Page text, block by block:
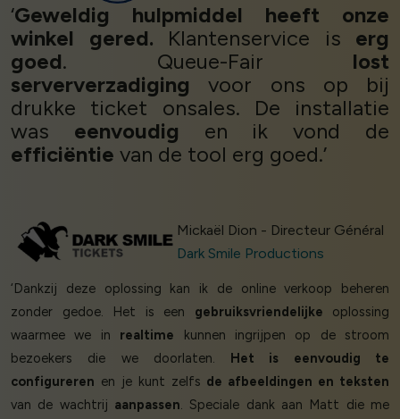
‘Geweldig hulpmiddel heeft onze
winkel gered. Klantenservice is erg
goed. Queue-Fair lost
serververzadiging voor ons op bij
drukke ticket onsales. De installatie
was eenvoudig en ik vond de
efficiëntie van de tool erg goed.’
Mickaël Dion - Directeur Général
Dark Smile Productions
‘Dankzij deze oplossing kan ik de online verkoop beheren
zonder gedoe. Het is een gebruiksvriendelijke oplossing
waarmee we in realtime kunnen ingrijpen op de stroom
bezoekers die we doorlaten.
Het is eenvoudig te
configureren en je kunt zelfs de afbeeldingen en teksten
van de wachtrij aanpassen. Speciale dank aan Matt die me